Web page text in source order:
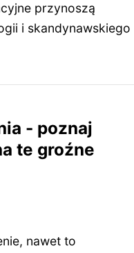
przynoszą
i skandynawskiego
- poznaj
te groźne
nawet to